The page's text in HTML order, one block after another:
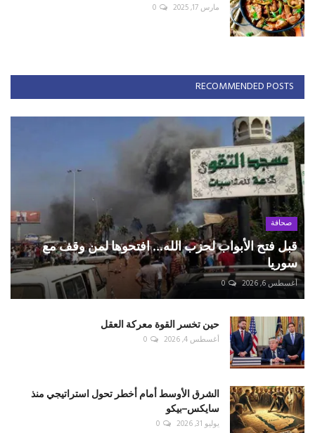
مارس 17, 2025 0
RECOMMENDED POSTS
صحافة
قبل فتح الأبواب لحزب الله... افتحوها لمن وقف مع
سوريا
أغسطس 6, 2026 0
حين تخسر القوة معركة العقل
أغسطس 4, 2026 0
الشرق الأوسط أمام أخطر تحول استراتيجي منذ
سايكس–بيكو
يوليو 31, 2026 0